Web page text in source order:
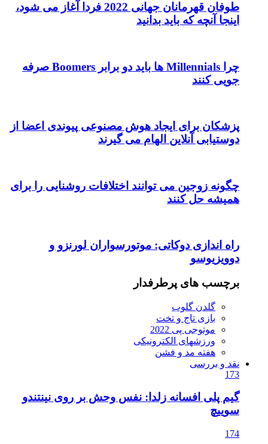
طوفان قهرمانان جهانی 2022 فردا آغاز می شود،
اینجا آنچه که باید بدانید
چرا Millennials ها باید دو برابر Boomers صرفه
جویی کنند
پزشکان برای ایجاد هوش مصنوعی پیوندی اعضا از
دوستیابی آنلاین الهام می گیرند
چگونه زوجین می توانند اختلافات روشنایی را برای
همیشه حل کنند
راه اندازی دوکاتی: موتورسواران لورنزو و
دوویزیوسو
برچسب های پرطرفدار
گلدن گلوب
بازی تاج و تخت
موتوجی پی 2022
ورزشهای الکترونیکی
هفته مد و فشن
نقد و بررسی
173
گیم پلی افسانه زلدا: نفس وحش بر روی نینتندو
سوییچ
174